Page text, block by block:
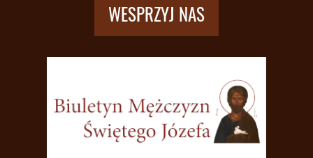
WESPRZYJ NAS